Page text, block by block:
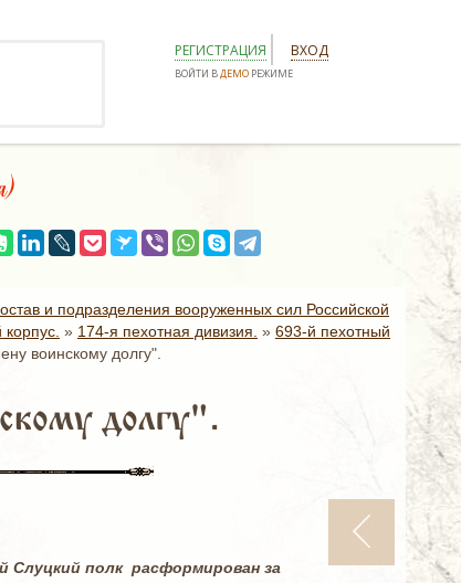
РЕГИСТРАЦИЯ ВХОД
ВОЙТИ ВДЕМО РЕЖИМЕ
и подразделения вооруженных сил Российской
» 174-я пехотная дивизия. » 693-й пехотный
воинскому долгу".
долгу".
Слуцкий полк расформирован за